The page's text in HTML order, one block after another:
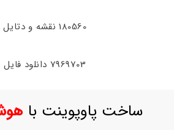
حساب
180560 نقشه و دتایل
7969703 دانلود فایل
ساخت پاوپوینت با